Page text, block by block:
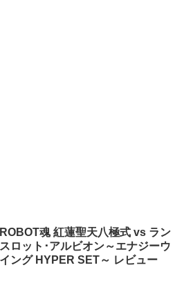
ROBOT魂 紅蓮聖天八極式 vs ラン
スロット･アルビオン～エナジーウ
イング HYPER SET～ レビュー